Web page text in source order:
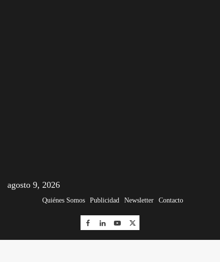
agosto 9, 2026
Quiénes Somos Publicidad Newsletter Contacto